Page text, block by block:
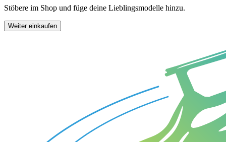
Stöbere im Shop und füge deine Lieblingsmodelle hinzu.
Weiter einkaufen